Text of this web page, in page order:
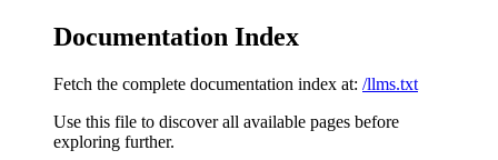
Documentation Index
Fetch the complete documentation index at: /llms.txt
Use this file to discover all available pages before
exploring further.